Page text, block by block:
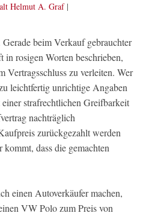
Helmut A. Graf|
beim Verkauf gebrauchter
rosigen Worten beschrieben,
Vertragsschluss zu verleiten. Wer
leichtfertig unrichtige Angaben
strafrechtlichen Greifbarkeit
nachträglich
zurückgezahlt werden
dass die gemachten
einen Autoverkäufer machen,
VW Polo zum Preis von